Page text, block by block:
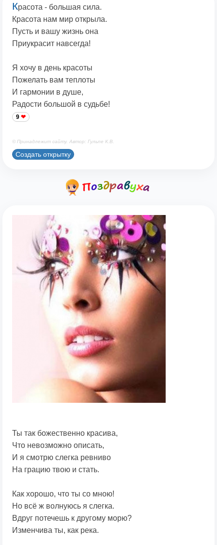
Красота - большая сила.
Красота нам мир открыла.
Пусть и вашу жизнь она
Приукрасит навсегда!
Я хочу в день красоты
Пожелать вам теплоты
И гармонии в душе,
Радости большой в судьбе!
9
© Принадлежит сайту. Автор: Гульпе К.В.
Создать открытку
Ты так божественно красива,
Что невозможно описать,
И я смотрю слегка ревниво
На грацию твою и стать.
Как хорошо, что ты со мною!
Но всё ж волнуюсь я слегка.
Вдруг потечешь к другому морю?
Изменчива ты, как река.